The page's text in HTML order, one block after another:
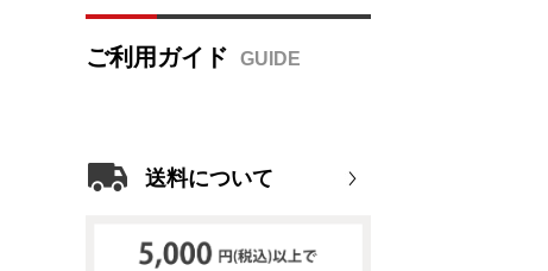
ご利用ガイド
送料について